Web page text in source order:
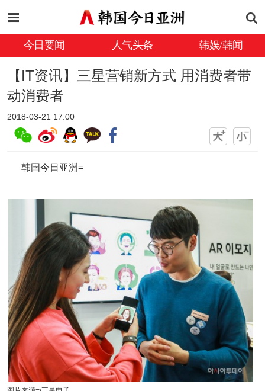
今日要闻 人气头条 韩娱/韩闻
【IT资讯】三星营销新方式 用消费者带
动消费者
2018-03-21 17:00
韩国今日亚洲=